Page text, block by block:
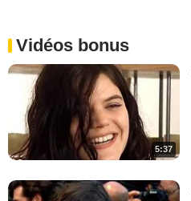
Vidéos bonus
5:37